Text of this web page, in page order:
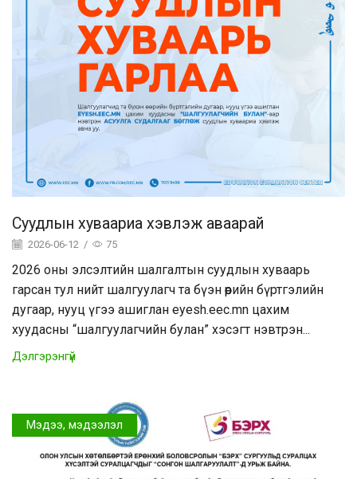
Суудлын хуваариа хэвлэж аваарай
2026-06-12 / 75
2026 оны элсэлтийн шалгалтын суудлын хуваарь
гарсан тул нийт шалгуулагч та бүэн өөрийн бүртгэлийн
дугаар, нууц үгээ ашиглан eyesh.eec.mn цахим
хуудасны “шалгуулагчийн булан” хэсэгт нэвтрэн...
Дэлгэрэнгүй
Мэдээ, мэдээлэл